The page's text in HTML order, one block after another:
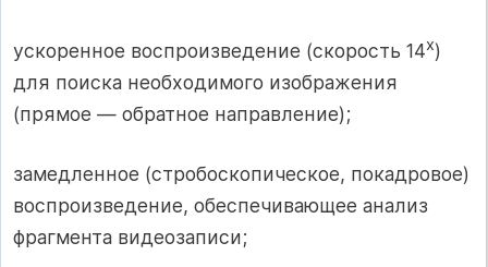
ускоренное воспроизведение (скорость 14х)
для поиска необходимого изображения
(прямое — обратное направление);
замедленное (стробоскопическое, покадровое)
воспроизведение, обеспечивающее анализ
фрагмента видеозаписи;